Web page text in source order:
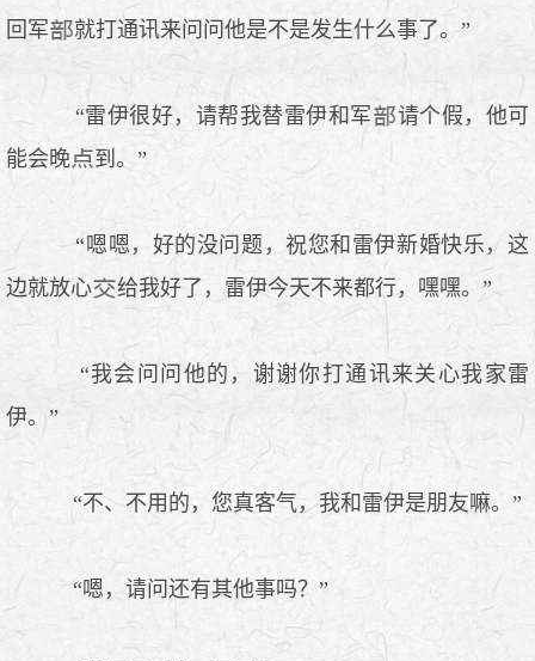
回军
就打通讯来问问他是不是发生什么事了。”
“雷伊很好，请帮我替雷伊和军
请个假，他可
能会晚
到。”
“嗯嗯，好的没问题，祝您和雷伊新婚快乐，这
边就放心
给我好了，雷伊今天不来都行，嘿嘿。”
“我会问问他的，谢谢你打通讯来关心我家雷
伊。”
“不、不用的，您真客气，我和雷伊是朋友嘛。”
“嗯，请问还有其他事吗？”